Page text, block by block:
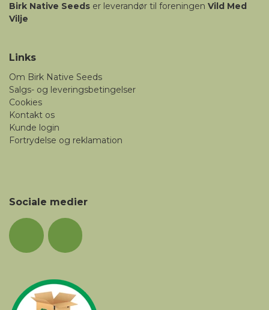
Birk Native Seeds er leverandør til foreningen Vild Med
Vilje
Links
Om Birk Native Seeds
Salgs- og leveringsbetingelser
Cookies
Kontakt os
Kunde login
Fortrydelse og reklamation
Sociale medier